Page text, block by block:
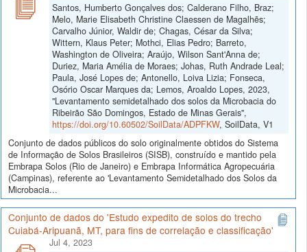
Santos, Humberto Gonçalves dos; Calderano Filho, Braz;
Melo, Marie Elisabeth Christine Claessen de Magalhẽs;
Carvalho Júnior, Waldir de; Chagas, César da Silva;
Wittern, Klaus Peter; Mothci, Elias Pedro; Barreto,
Washington de Oliveira; Araújo, Wilson Sant'Anna de;
Duriez, Maria Amélia de Moraes; Johas, Ruth Andrade Leal;
Paula, José Lopes de; Antonello, Loiva Lizia; Fonseca,
Osório Oscar Marques da; Lemos, Aroaldo Lopes, 2023,
"Levantamento semidetalhado dos solos da Microbacia do
Ribeirão São Domingos, Estado de Minas Gerais",
https://doi.org/10.60502/SoilData/ADPFKW, SoilData, V1
Conjunto de dados públicos do solo originalmente obtidos do Sistema
de Informação de Solos Brasileiros (SISB), construído e mantido pela
Embrapa Solos (Rio de Janeiro) e Embrapa Informática Agropecuária
(Campinas), referente ao 'Levantamento Semidetalhado dos Solos da
Microbacia...
Conjunto de dados do 'Estudo expedito de solos do trecho
Cuiabá-Aripuanã, MT, para fins de correlação e classificação'
Jul 4, 2023